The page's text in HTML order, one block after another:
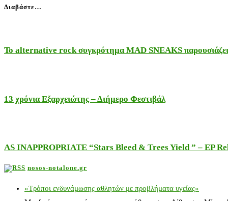
Διαβάστε…
Το alternative rock συγκρότημα MAD SNEAKS
13 χρόνια Εξαρχειώτης – Διήμερο Φεστιβάλ
AS INAPPROPRIATE “Stars Bleed & Trees Yield ” – EP
nosos-notalone.gr
«Τρόποι ενδυνάμωσης αθλητών με προβλήματα υγείας»